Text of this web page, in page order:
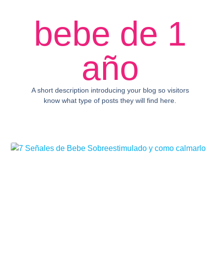
bebe de 1
año
A short description introducing your blog so visitors
know what type of posts they will find here.